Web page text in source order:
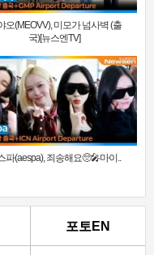
오(MEOVV), 미모가 넘사벽 (출
국)[뉴스엔TV]
파(aespa), 죄송해요🥺🎤마이..
포토EN